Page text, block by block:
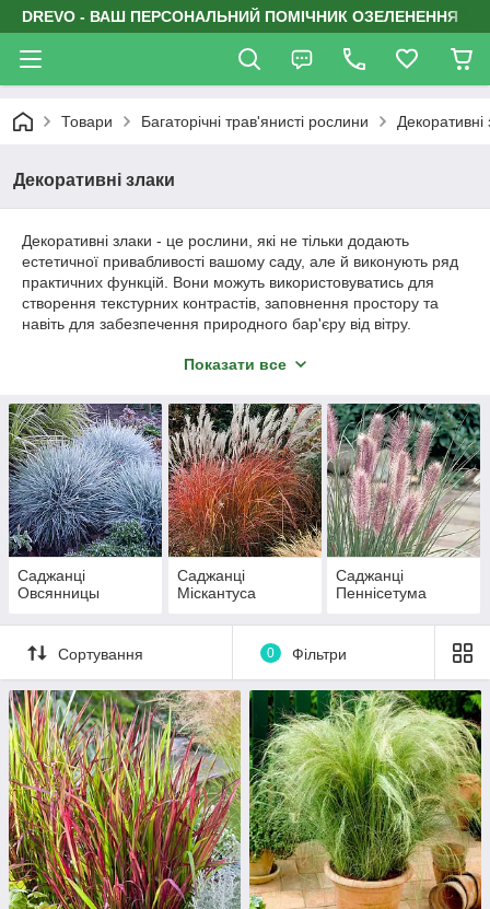
DREVO - ВАШ ПЕРСОНАЛЬНИЙ ПОМІЧНИК ОЗЕЛЕНЕННЯ
Товари Багаторічні трав'янисті рослини Декоративні
Декоративні злаки
Декоративні злаки - це рослини, які не тільки додають
естетичної привабливості вашому саду, але й виконують ряд
практичних функцій. Вони можуть використовуватись для
створення текстурних контрастів, заповнення простору та
навіть для забезпечення природного бар'єру від вітру.
ландшафтного дизайну завдяки своїй універсальності та
Показати все
Саджанці
Овсянницы
Саджанці
Міскантуса
Саджанці
Пеннісетума
Сортування 0 Фільтри